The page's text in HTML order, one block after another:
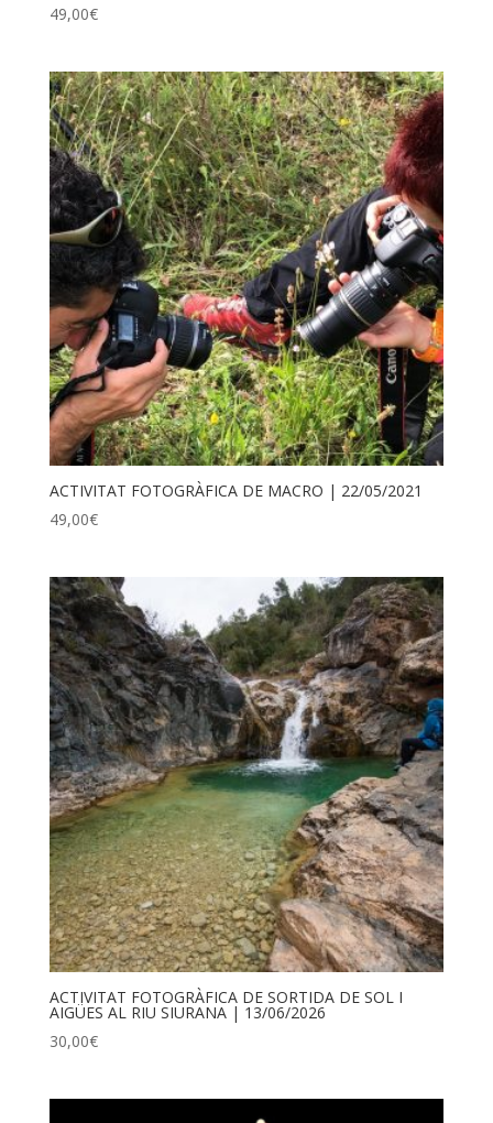
49,00€
ACTIVITAT FOTOGRÀFICA DE MACRO | 22/05/2021
49,00€
ACTIVITAT FOTOGRÀFICA DE SORTIDA DE SOL I
AIGÜES AL RIU SIURANA | 13/06/2026
30,00€